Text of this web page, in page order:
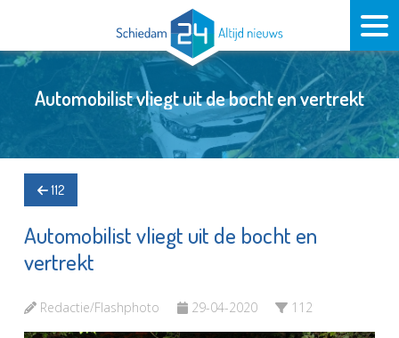
Automobilist vliegt uit de bocht en vertrekt
112
Automobilist vliegt uit de bocht en
vertrekt
Redactie/Flashphoto 29-04-2020 112